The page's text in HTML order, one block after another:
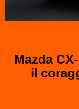
Mazda
il